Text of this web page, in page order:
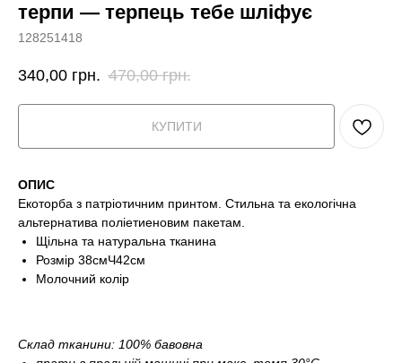
терпи — терпець тебе шліфує
128251418
340,00 грн. 470,00 грн.
КУПИТИ
ОПИС
Екоторба з патріотичним принтом. Стильна та екологічна
альтернатива поліетиеновим пакетам.
Щільна та натуральна тканина
Розмір 38смЧ42см
Молочний колір
Склад тканини: 100% бавовна